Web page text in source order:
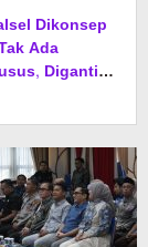
Dikonsep
Ada
Diganti